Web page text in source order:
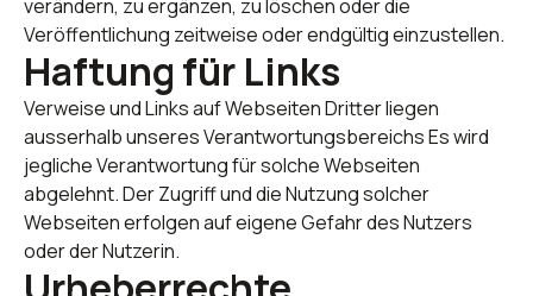
verändern, zu ergänzen, zu löschen oder die
Veröffentlichung zeitweise oder endgültig einzustellen.
Haftung für Links
Verweise und Links auf Webseiten Dritter liegen
ausserhalb unseres Verantwortungsbereichs Es wird
jegliche Verantwortung für solche Webseiten
abgelehnt. Der Zugriff und die Nutzung solcher
Webseiten erfolgen auf eigene Gefahr des Nutzers
oder der Nutzerin.